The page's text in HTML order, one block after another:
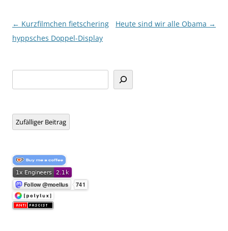
Beitragsnavigation
← Kurzfilmchen fietschering
hyppsches Doppel-Display
Heute sind wir alle Obama →
Zufälliger Beitrag